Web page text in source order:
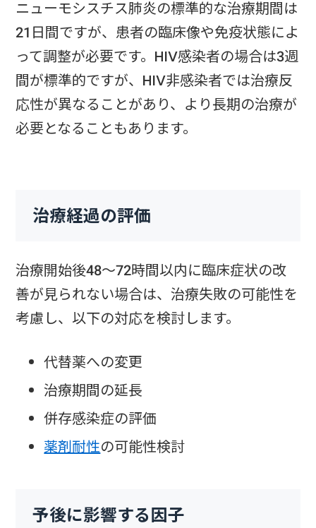
ニューモシスチス肺炎の標準的な治療期間は
21日間ですが、患者の臨床像や免疫状態によ
って調整が必要です。HIV感染者の場合は3週
間が標準的ですが、HIV非感染者では治療反
応性が異なることがあり、より長期の治療が
必要となることもあります。
治療経過の評価
治療開始後48〜72時間以内に臨床症状の改
善が見られない場合は、治療失敗の可能性を
考慮し、以下の対応を検討します。
代替薬への変更
治療期間の延長
併存感染症の評価
薬剤耐性の可能性検討
予後に影響する因子